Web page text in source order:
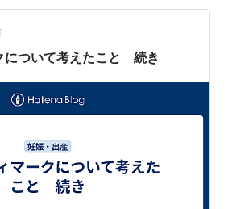
について考えたこと 続き